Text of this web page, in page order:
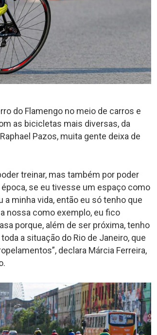
do Flamengo no meio de carros e
as bicicletas mais diversas, da
Pazos, muita gente deixa de
treinar, mas também por poder
se eu tivesse um espaço como
minha vida, então eu só tenho que
nossa como exemplo, eu fico
porque, além de ser próxima, tenho
a situação do Rio de Janeiro, que
declara Márcia Ferreira,